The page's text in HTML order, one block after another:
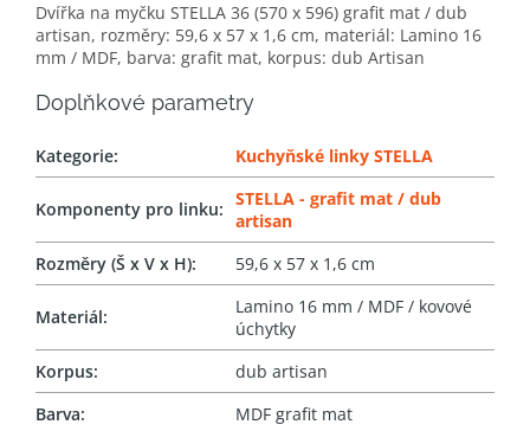
Dvířka na myčku STELLA 36 (570 x 596) grafit mat / dub
artisan, rozměry: 59,6 x 57 x 1,6 cm, materiál: Lamino 16
mm / MDF, barva: grafit mat, korpus: dub Artisan
Doplňkové parametry
Kategorie: Kuchyňské linky STELLA
Komponenty pro linku: STELLA - grafit mat / dub
artisan
Rozměry (Š x V x H): 59,6 x 57 x 1,6 cm
Materiál:
Lamino 16 mm / MDF / kovové
úchytky
Korpus:
dub artisan
Barva:
MDF grafit mat